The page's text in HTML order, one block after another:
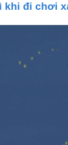
khi đi chơi